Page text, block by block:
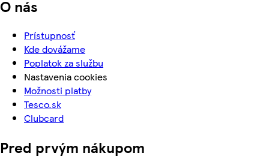
O nás
Prístupnosť
Kde dovážame
Poplatok za službu
Nastavenia cookies
Možnosti platby
Tesco.sk
Clubcard
Pred prvým nákupom